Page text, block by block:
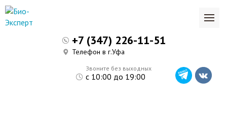
Звоните без выходных
с 10:00 до 19:00
+7 (347) 226-11-51
Телефон в г.Уфа